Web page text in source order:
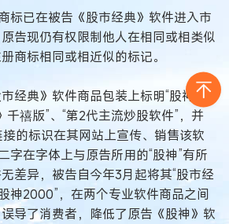
标已在被告《股市经典》软件进入市
告现仍有权限制他人在相同或相类似
商标相同或相近似的标记。
经典》软件商品包装上标明“股神
禧版”、“第2代主流炒股软件”，并
的标识在其网站上宣传、销售该软
字在字体上与原告所用的“股神”有所
差异，被告自今年3月起将其“股市经
神2000”，在两个专业软件商品之间
导了消费者，降低了原告《股神》软